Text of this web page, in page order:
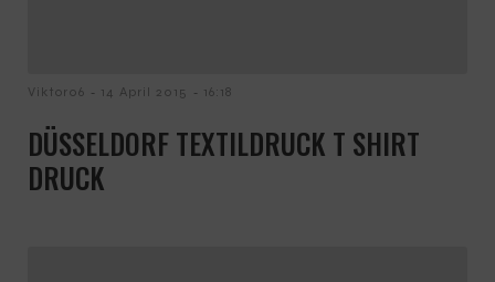
Viktor06 - 14 April 2015 - 16:18
DÜSSELDORF TEXTILDRUCK T SHIRT
DRUCK